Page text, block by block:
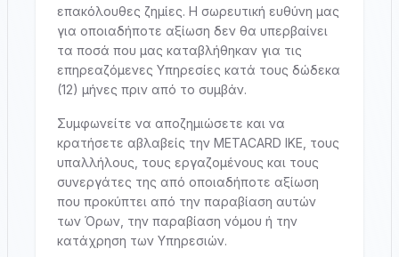
επακόλουθες ζημίες. Η σωρευτική ευθύνη μας
για οποιαδήποτε αξίωση δεν θα υπερβαίνει
τα ποσά που μας καταβλήθηκαν για τις
επηρεαζόμενες Υπηρεσίες κατά τους δώδεκα
(12) μήνες πριν από το συμβάν.
Συμφωνείτε να αποζημιώσετε και να
κρατήσετε αβλαβείς την METACARD IKE, τους
υπαλλήλους, τους εργαζομένους και τους
συνεργάτες της από οποιαδήποτε αξίωση
που προκύπτει από την παραβίαση αυτών
των Όρων, την παραβίαση νόμου ή την
κατάχρηση των Υπηρεσιών.